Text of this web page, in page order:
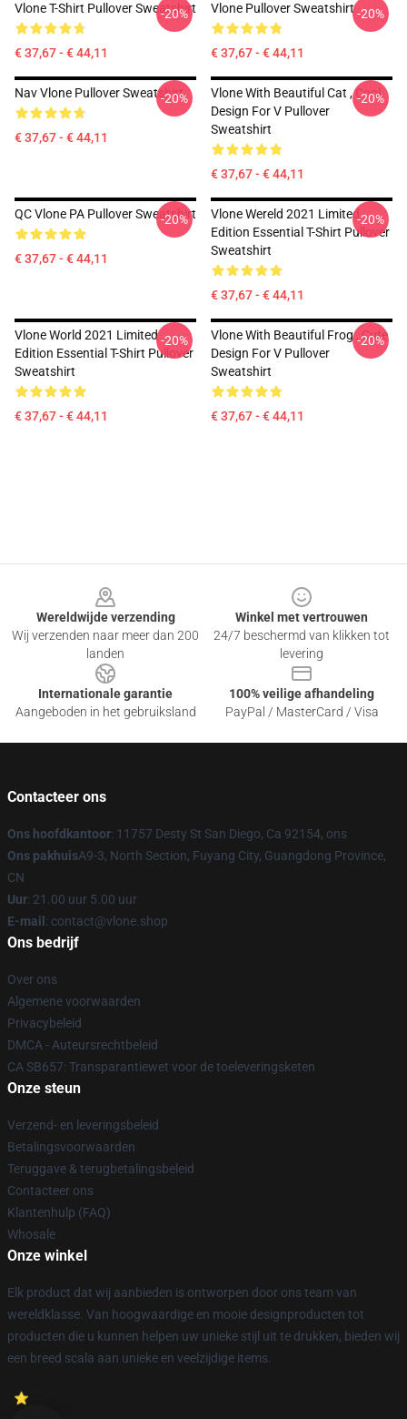
Vlone T-Shirt Pullover Sweatshirt
€ 37,67 - € 44,11
-20% Vlone Pullover Sweatshirt
€ 37,67 - € 44,11
-20%
Nav Vlone Pullover Sweatshirt
€ 37,67 - € 44,11
-20%
Vlone With Beautiful Cat , Cool
Design For V Pullover
Sweatshirt
€ 37,67 - € 44,11
-20%
QC Vlone PA Pullover Sweatshirt
€ 37,67 - € 44,11
-20%
Vlone Wereld 2021 Limited
Edition Essential T-Shirt Pullover
Sweatshirt
€ 37,67 - € 44,11
-20%
Vlone World 2021 Limited
Edition Essential T-Shirt Pullover
Sweatshirt
€ 37,67 - € 44,11
-20%
Vlone With Beautiful Frog , Cute
Design For V Pullover
Sweatshirt
€ 37,67 - € 44,11
-20%
Wereldwijde verzending
Wij verzenden naar meer dan 200
landen
Winkel met vertrouwen
24/7 beschermd van klikken tot
levering
Internationale garantie
Aangeboden in het gebruiksland
100% veilige afhandeling
PayPal / MasterCard / Visa
Contacteer ons
Ons hoofdkantoor: 11757 Desty St San Diego, Ca 92154, ons
Ons pakhuisA9-3, North Section, Fuyang City, Guangdong Province,
CN
Uur: 21.00 uur 5.00 uur
E-mail : contact@vlone.shop
Ons bedrijf
Over ons
Algemene voorwaarden
Privacybeleid
DMCA - Auteursrechtbeleid
CA SB657: Transparantiewet voor de toeleveringsketen
Onze steun
Verzend- en leveringsbeleid
Betalingsvoorwaarden
Teruggave & terugbetalingsbeleid
Contacteer ons
Klantenhulp (FAQ)
Whosale
Onze winkel
Elk product dat wij aanbieden is ontworpen door ons team van
wereldklasse. Van hoogwaardige en mooie designproducten tot
producten die u kunnen helpen uw unieke stijl uit te drukken, bieden wij
een breed scala aan unieke en veelzijdige items.